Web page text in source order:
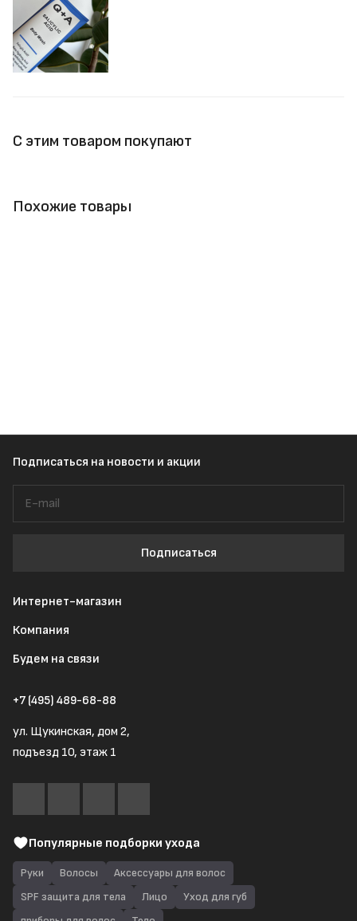
С этим товаром покупают
Похожие товары
Подписаться на новости и акции
Подписаться
Интернет-магазин
Компания
Будем на связи
+7 (495) 489-68-88
ул. Щукинская, дом 2,
подъезд 10, этаж 1
Популярные подборки ухода
Руки Волосы
Аксессуары для волос
SPF защита для тела
Лицо
Уход для губ